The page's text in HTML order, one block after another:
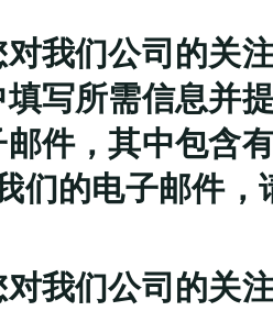
我们公司的关注
写所需信息并提
件，其中包含
们的电子邮件，
我们公司的关注